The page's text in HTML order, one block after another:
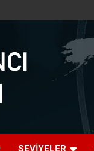
SEVİYELER